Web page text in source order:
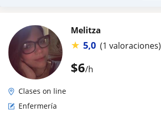
$6/h
Melitza
★ 5,0 (1 valoraciones)
Clases on line
Enfermería